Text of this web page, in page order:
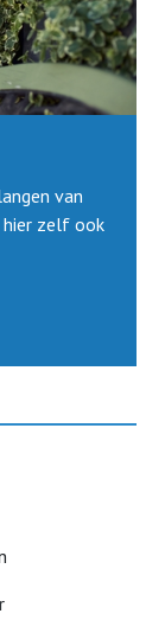
van
hier zelf ook